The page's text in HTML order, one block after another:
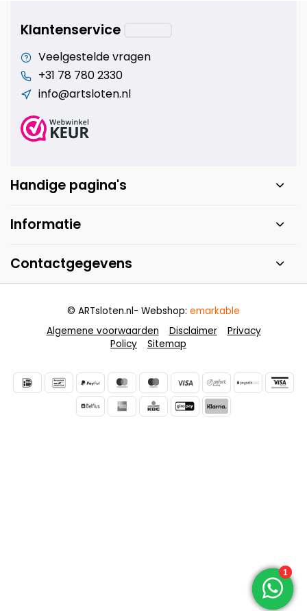
Klantenservice
Veelgestelde vragen
+31 78 780 2330
info@artsloten.nl
Handige pagina's
Informatie
Contactgegevens
Algemene voorwaarden Disclaimer
Privacy
Policy
Sitemap
© ARTsloten.nl- Webshop: emarkable